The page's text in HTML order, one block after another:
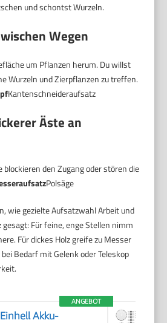
und schontst Wurzeln.
Wegen
um Pflanzen herum. Du willst
Wurzeln und Zierpflanzen zu treffen.
Kantenschneideraufsatz
Äste an
blockieren den Zugang oder stören die
Polsäge
wie gezielte Aufsatzwahl Arbeit und
Für feine, enge Stellen nimm
Für dickes Holz greife zu Messer
Bedarf mit Gelenk oder Teleskop
ANGEBOT
Einhell Akku-